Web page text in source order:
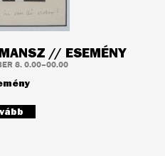
// ESEMÉNY
8. 0.00–00.00